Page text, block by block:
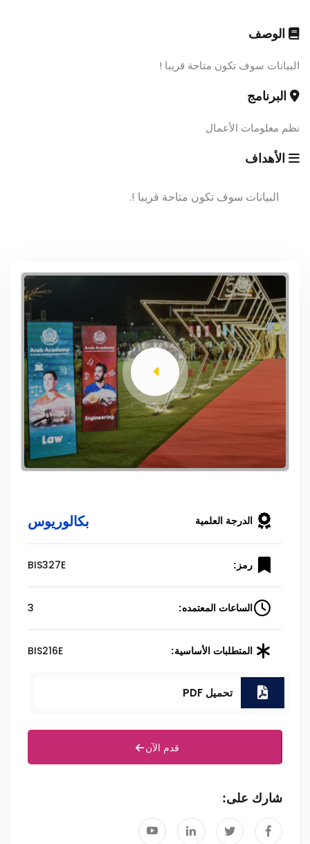
الوصف
البيانات سوف تكون متاحة قريبا !
البرنامج
نظم معلومات الأعمال
الأهداف
البيانات سوف تكون متاحة قريبا !.
الدرجة العلمية بكالوريوس
رمز: BIS327E
الساعات المعتمده: 3
المتطلبات الأساسية: BIS216E
تحميل PDF
قدم الآن
شارك على: